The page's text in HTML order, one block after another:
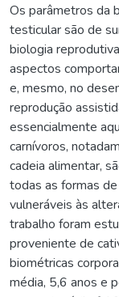
Os parâmetros da
testicular são de
biologia
aspectos
e, mesmo, no
reprodução
essencialmente
carnívoros,
cadeia alimentar,
todas as formas
vulneráveis às
trabalho foram
proveniente de
biométricas
média, 5,6 anos e